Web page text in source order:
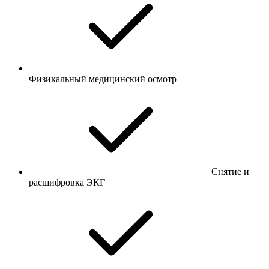
Физикальный медицинский осмотр
Снятие и
расшифровка ЭКГ